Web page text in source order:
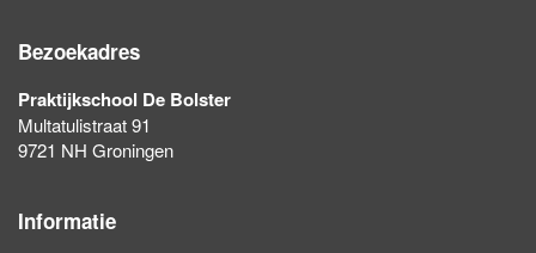
Bezoekadres
Praktijkschool De Bolster
Multatulistraat 91
9721 NH Groningen
Informatie